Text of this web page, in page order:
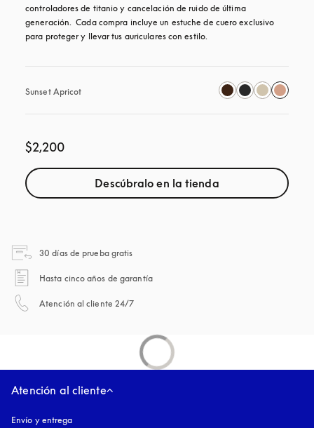
controladores de titanio y cancelación de ruido de última
generación.  Cada compra incluye un estuche de cuero exclusivo
para proteger y llevar tus auriculares con estilo.
Sunset Apricot
$2,200
Descúbralo en la tienda
30 días de prueba gratis
Hasta cinco años de garantía
Atención al cliente 24/7
Atención al cliente
Envío y entrega